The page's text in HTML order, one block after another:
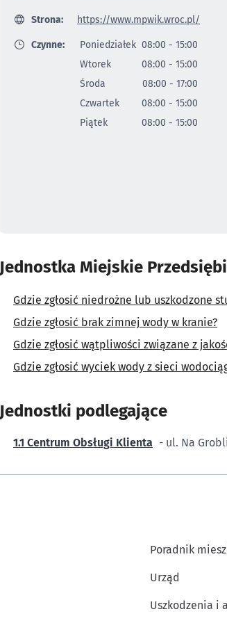
Strona: https://www.mpwik.wroc.pl/
Czynne: Poniedziałek 08:00 - 15:00
Wtorek
08:00 - 15:00
Środa
08:00 - 17:00
Czwartek
08:00 - 15:00
Piątek
08:00 - 15:00
Jednostka Miejskie
Gdzie zgłosić niedrożne lub uszkodzone
Gdzie zgłosić brak zimnej wody w kranie?
Gdzie zgłosić wątpliwości związane z
Gdzie zgłosić wyciek wody z sieci
Jednostki podlegające
1.1 Centrum Obsługi Klienta - ul. Na
Poradnik
Urząd
Uszkodzenia i